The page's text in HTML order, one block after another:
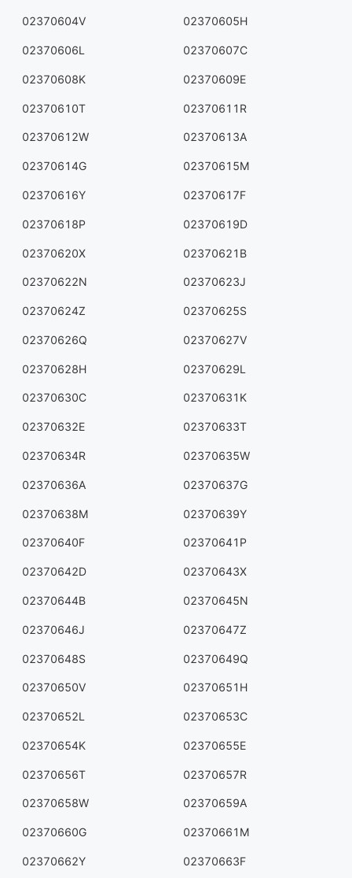
02370604V 02370605H
02370606L 02370607C
02370608K 02370609E
02370610T 02370611R
02370612W 02370613A
02370614G 02370615M
02370616Y 02370617F
02370618P 02370619D
02370620X 02370621B
02370622N 02370623J
02370624Z 02370625S
02370626Q 02370627V
02370628H 02370629L
02370630C 02370631K
02370632E 02370633T
02370634R 02370635W
02370636A 02370637G
02370638M 02370639Y
02370640F 02370641P
02370642D 02370643X
02370644B 02370645N
02370646J 02370647Z
02370648S 02370649Q
02370650V 02370651H
02370652L 02370653C
02370654K 02370655E
02370656T 02370657R
02370658W 02370659A
02370660G 02370661M
02370662Y 02370663F